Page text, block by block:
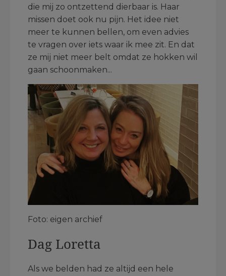
die mij zo ontzettend dierbaar is. Haar
missen doet ook nu pijn. Het idee niet
meer te kunnen bellen, om even advies
te vragen over iets waar ik mee zit. En dat
ze mij niet meer belt omdat ze hokken wil
gaan schoonmaken...
Foto: eigen archief
Dag Loretta
Als we belden had ze altijd een hele